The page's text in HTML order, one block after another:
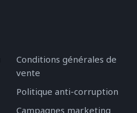
Conditions générales de
vente
Politique anti-corruption
Campagnes marketing